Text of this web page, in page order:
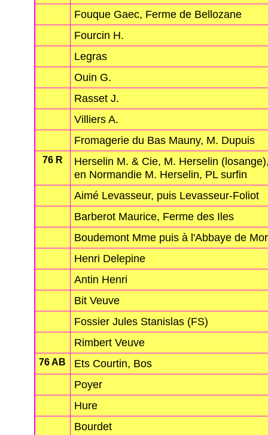
Fouque Gaec, Ferme de Bellozane
Fourcin H.
Legras
Ouin G.
Rasset J.
Villiers A.
Fromagerie du Bas Mauny, M. Dupuis
76 R
Herselin M. & Cie, M. Herselin
en Normandie M. Herselin, PL surfin
Aimé Levasseur, puis Levasseur-Foliot
Barberot Maurice, Ferme des Iles
Boudemont Mme puis à l'Abbaye de
Henri Delepine
Antin Henri
Bit Veuve
Fossier Jules Stanislas (FS)
Rimbert Veuve
76 AB
Ets Courtin, Bos
Poyer
Hure
Bourdet